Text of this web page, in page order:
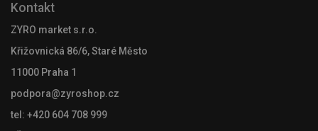
Kontakt
ZYRO market s.r.o.
Křižovnická 86/6, Staré Město
11000 Praha 1
podpora@zyroshop.cz
tel: +420 604 708 999